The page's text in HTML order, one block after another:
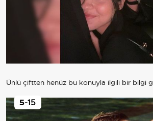
Ünlü çiftten henüz bu konuyla ilgili bir bilgi
5-15